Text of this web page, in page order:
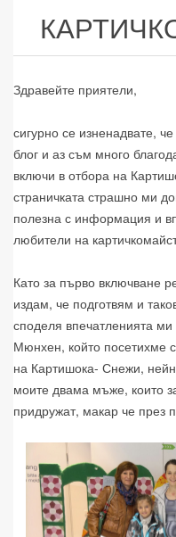
Здравейте приятели,
сигурно се изненадвате,
блог и аз съм много
включи в отбора на
страничката страшно ми
полезна с информация и
любители на
Като за първо включване
издам, че подготвям и
споделя впечатленията
Мюнхен, който посетихме
на Картишока- Снежи,
моите двама мъже, които
придружат, макар че през